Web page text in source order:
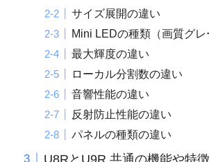
サイズ展開の違い
Mini LEDの種類（画質グレ
最大輝度の違い
ローカル分割数の違い
音響性能の違い
反射防止性能の違い
パネルの種類の違い
U8RとU9R 共通の機能や特徴